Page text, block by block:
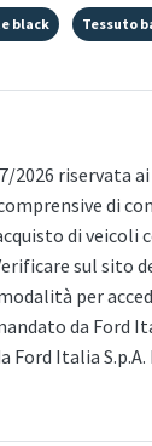
black Tessuto
riservata
di
di
sul sito
per
da Ford
Ford Italia